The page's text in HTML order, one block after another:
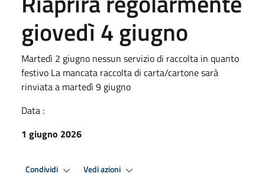
giovedì 4 giugno
Martedì 2 giugno nessun servizio di raccolta in quanto
festivo La mancata raccolta di carta/cartone sarà
rinviata a martedì 9 giugno
Data :
1 giugno 2026
Condividi Vedi azioni